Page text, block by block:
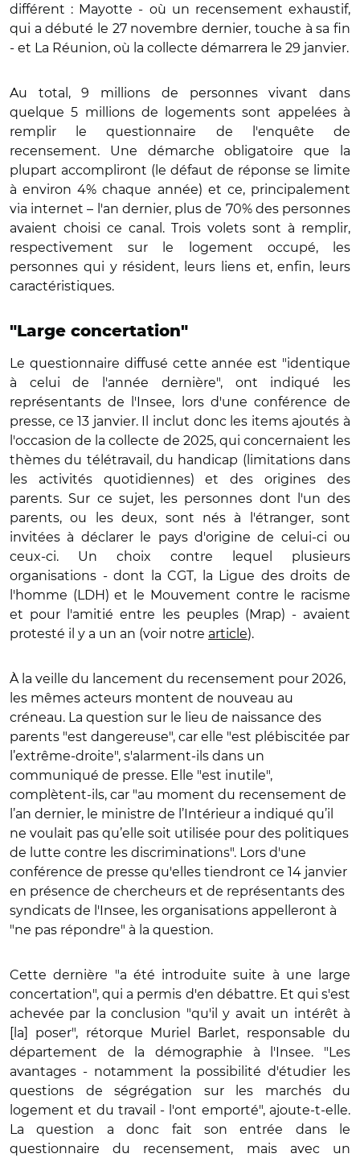
différent : Mayotte - où un recensement exhaustif,
qui a débuté le 27 novembre dernier, touche à sa fin
- et La Réunion, où la collecte démarrera le 29 janvier.
Au total, 9 millions de personnes vivant dans
quelque 5 millions de logements sont appelées à
remplir le questionnaire de l'enquête de
recensement. Une démarche obligatoire que la
plupart accompliront (le défaut de réponse se limite
à environ 4% chaque année) et ce, principalement
via internet – l'an dernier, plus de 70% des personnes
avaient choisi ce canal. Trois volets sont à remplir,
respectivement sur le logement occupé, les
personnes qui y résident, leurs liens et, enfin, leurs
caractéristiques.
"Large concertation"
Le questionnaire diffusé cette année est "identique
à celui de l'année dernière", ont indiqué les
représentants de l'Insee, lors d'une conférence de
presse, ce 13 janvier. Il inclut donc les items ajoutés à
l'occasion de la collecte de 2025, qui concernaient les
thèmes du télétravail, du handicap (limitations dans
les activités quotidiennes) et des origines des
parents. Sur ce sujet, les personnes dont l'un des
parents, ou les deux, sont nés à l'étranger, sont
invitées à déclarer le pays d'origine de celui-ci ou
ceux-ci. Un choix contre lequel plusieurs
organisations - dont la CGT, la Ligue des droits de
l'homme (LDH) et le Mouvement contre le racisme
et pour l'amitié entre les peuples (Mrap) - avaient
protesté il y a un an (voir notre article).
À la veille du lancement du recensement pour 2026,
les mêmes acteurs montent de nouveau au
créneau. La question sur le lieu de naissance des
parents "est dangereuse", car elle "est plébiscitée par
l’extrême-droite", s'alarment-ils dans un
communiqué de presse. Elle "est inutile",
complètent-ils, car "au moment du recensement de
l’an dernier, le ministre de l’Intérieur a indiqué qu’il
ne voulait pas qu’elle soit utilisée pour des politiques
de lutte contre les discriminations". Lors d'une
conférence de presse qu'elles tiendront ce 14 janvier
en présence de chercheurs et de représentants des
syndicats de l'Insee, les organisations appelleront à
"ne pas répondre" à la question.
Cette dernière "a été introduite suite à une large
concertation", qui a permis d'en débattre. Et qui s'est
achevée par la conclusion "qu'il y avait un intérêt à
[la] poser", rétorque Muriel Barlet, responsable du
département de la démographie à l'Insee. "Les
avantages - notamment la possibilité d'étudier les
questions de ségrégation sur les marchés du
logement et du travail - l'ont emporté", ajoute-t-elle.
La question a donc fait son entrée dans le
questionnaire du recensement, mais avec un